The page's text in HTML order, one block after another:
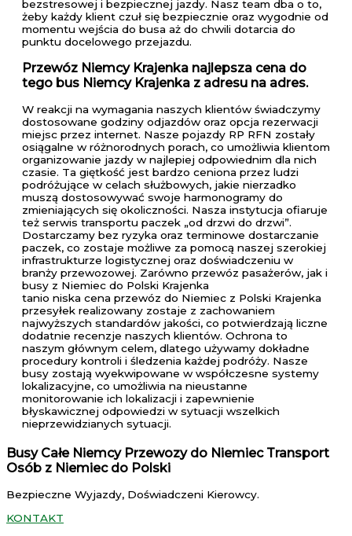
bezstresowej i bezpiecznej jazdy. Nasz team dba o to,
żeby każdy klient czuł się bezpiecznie oraz wygodnie od
momentu wejścia do busa aż do chwili dotarcia do
punktu docelowego przejazdu.
Przewóz Niemcy Krajenka najlepsza cena do
tego bus Niemcy Krajenka z adresu na adres.
W reakcji na wymagania naszych klientów świadczymy
dostosowane godziny odjazdów oraz opcja rezerwacji
miejsc przez internet. Nasze pojazdy RP RFN zostały
osiągalne w różnorodnych porach, co umożliwia klientom
organizowanie jazdy w najlepiej odpowiednim dla nich
czasie. Ta giętkość jest bardzo ceniona przez ludzi
podróżujące w celach służbowych, jakie nierzadko
muszą dostosowywać swoje harmonogramy do
zmieniających się okoliczności. Nasza instytucja ofiaruje
też serwis transportu paczek „od drzwi do drzwi”.
Dostarczamy bez ryzyka oraz terminowe dostarczanie
paczek, co zostaje możliwe za pomocą naszej szerokiej
infrastrukturze logistycznej oraz doświadczeniu w
branży przewozowej. Zarówno przewóz pasażerów, jak i
busy z Niemiec do Polski Krajenka
tanio niska cena przewóz do Niemiec z Polski Krajenka
przesyłek realizowany zostaje z zachowaniem
najwyższych standardów jakości, co potwierdzają liczne
dodatnie recenzje naszych klientów. Ochrona to
naszym głównym celem, dlatego używamy dokładne
procedury kontroli i śledzenia każdej podróży. Nasze
busy zostają wyekwipowane w współczesne systemy
lokalizacyjne, co umożliwia na nieustanne
monitorowanie ich lokalizacji i zapewnienie
błyskawicznej odpowiedzi w sytuacji wszelkich
nieprzewidzianych sytuacji.
Busy Całe Niemcy Przewozy do Niemiec Transport
Osób z Niemiec do Polski
Bezpieczne Wyjazdy, Doświadczeni Kierowcy.
KONTAKT